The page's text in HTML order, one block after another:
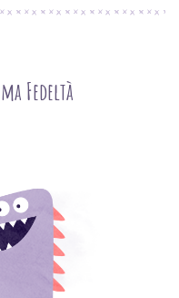
Fedeltà